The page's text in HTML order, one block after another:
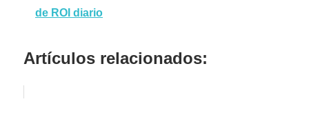
de ROI diario
Artículos relacionados: